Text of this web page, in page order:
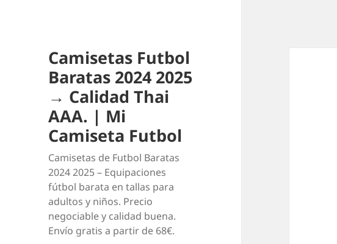
Camisetas Futbol
Baratas 2024 2025
→ Calidad Thai
AAA. | Mi
Camiseta Futbol
Camisetas de Futbol Baratas
2024 2025 – Equipaciones
fútbol barata en tallas para
adultos y niños. Precio
negociable y calidad buena.
Envío gratis a partir de 68€.